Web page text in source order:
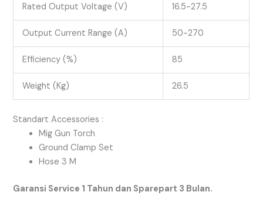
Rated Output Voltage (V) 16.5-27.5
Output Current Range (A) 50-270
Efficiency (%) 85
Weight (Kg) 26.5
Standart Accessories :
Mig Gun Torch
Ground Clamp Set
Hose 3 M
Garansi Service 1 Tahun dan Sparepart 3 Bulan.